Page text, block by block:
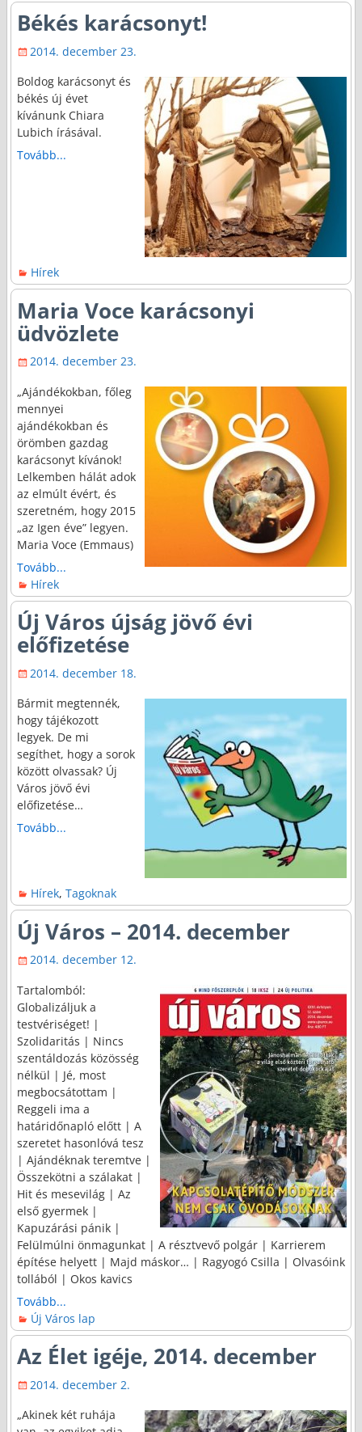
Békés karácsonyt!
2014. december 23.
Boldog karácsonyt és
békés új évet
kívánunk Chiara
Lubich írásával.
Tovább...
Hírek
Maria Voce karácsonyi
üdvözlete
2014. december 23.
„Ajándékokban, főleg
mennyei
ajándékokban és
örömben gazdag
karácsonyt kívánok!
Lelkemben hálát adok
az elmúlt évért, és
szeretném, hogy 2015
„az Igen éve” legyen.
Maria Voce (Emmaus)
Tovább...
Hírek
Új Város újság jövő évi
előfizetése
2014. december 18.
Bármit megtennék,
hogy tájékozott
legyek. De mi
segíthet, hogy a sorok
között olvassak? Új
Város jövő évi
előfizetése…
Tovább...
Hírek,Tagoknak
Új Város – 2014. december
2014. december 12.
Tartalomból:
Globalizáljuk a
testvériséget! |
Szolidaritás | Nincs
szentáldozás közösség
nélkül | Jé, most
megbocsátottam |
Reggeli ima a
határidőnapló előtt | A
szeretet hasonlóvá tesz
| Ajándéknak teremtve |
Összekötni a szálakat |
Hit és mesevilág | Az
első gyermek |
Kapuzárási pánik |
Felülmúlni önmagunkat | A résztvevő polgár | Karrierem
építése helyett | Majd máskor… | Ragyogó Csilla | Olvasóink
tollából | Okos kavics
Tovább...
Új Város lap
Az Élet igéje, 2014. december
2014. december 2.
„Akinek két ruhája